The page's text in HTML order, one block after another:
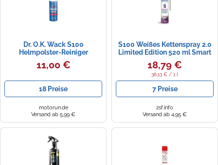
Dr. O.K. Wack S100
Helmpolster-Reiniger
11,00 €
18 Preise
motorun.de
Versand ab 5,99 €
S100 Weißes Kettenspray 2.0
Limited Edition 520 ml Smart
Straw
18,79 €
36,13 € / 1 l
7 Preise
zsf.info
Versand ab 4,95 €